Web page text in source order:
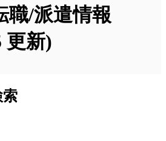
職/派遣情報
更新)